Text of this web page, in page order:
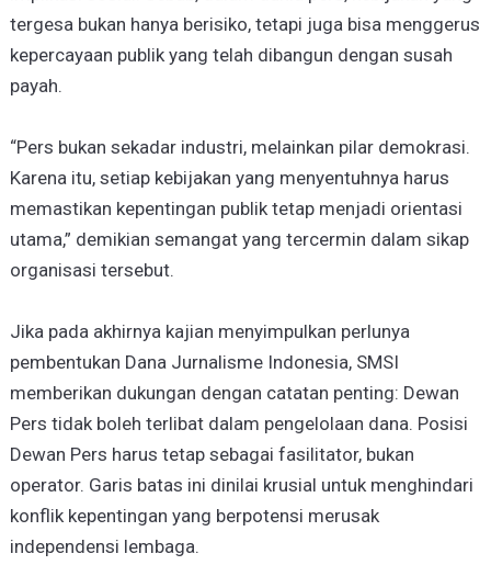
tergesa bukan hanya berisiko, tetapi juga bisa menggerus
kepercayaan publik yang telah dibangun dengan susah
payah.
“Pers bukan sekadar industri, melainkan pilar demokrasi.
Karena itu, setiap kebijakan yang menyentuhnya harus
memastikan kepentingan publik tetap menjadi orientasi
utama,” demikian semangat yang tercermin dalam sikap
organisasi tersebut.
Jika pada akhirnya kajian menyimpulkan perlunya
pembentukan Dana Jurnalisme Indonesia, SMSI
memberikan dukungan dengan catatan penting: Dewan
Pers tidak boleh terlibat dalam pengelolaan dana. Posisi
Dewan Pers harus tetap sebagai fasilitator, bukan
operator. Garis batas ini dinilai krusial untuk menghindari
konflik kepentingan yang berpotensi merusak
independensi lembaga.